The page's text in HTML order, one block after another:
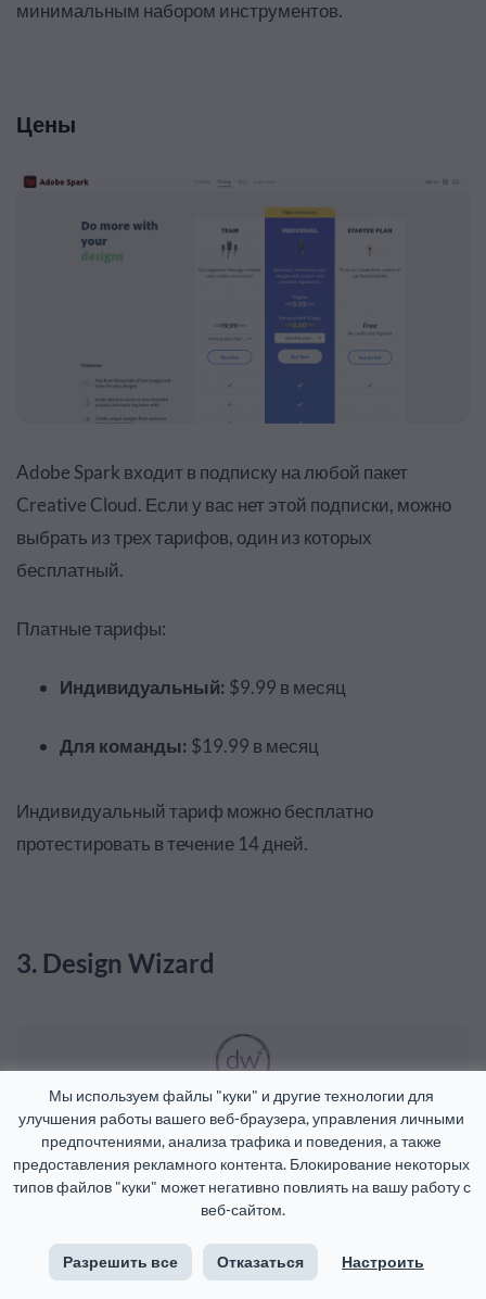
Мы используем файлы "куки" и другие технологии для
улучшения работы вашего веб-браузера, управления личными
предпочтениями, анализа трафика и поведения, а также
предоставления рекламного контента. Блокирование некоторых
типов файлов "куки" может негативно повлиять на вашу работу с
веб-сайтом.
Разрешить все Отказаться Настроить
минимальным набором инструментов.
Цены
Adobe Spark входит в подписку на любой пакет
Creative Cloud. Если у вас нет этой подписки, можно
выбрать из трех тарифов, один из которых
бесплатный.
Платные тарифы:
Индивидуальный: $9.99 в месяц
Для команды: $19.99 в месяц
Индивидуальный тариф можно бесплатно
протестировать в течение 14 дней.
3. Design Wizard
Design Wizard – это простая в использовании
альтернатива Canva, в которой можно создавать
статичную графику или короткие видеоролики. В
этом редакторе есть самые распространенные
форматы для социальных сетей, а также шаблоны